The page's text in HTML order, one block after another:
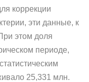
коррекции
эти данные, к
этом доля
периоде,
25,331 млн.